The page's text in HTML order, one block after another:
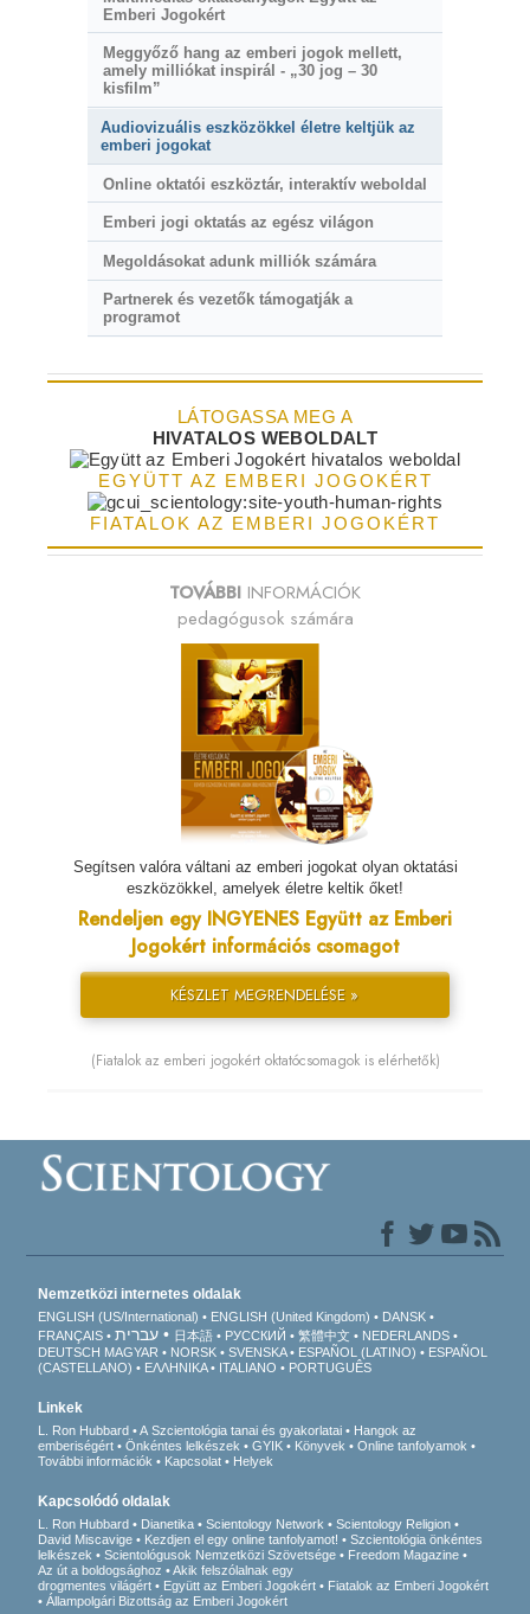
Emberi Jogokért
Meggyőző hang az emberi jogok mellett,
amely milliókat inspirál - „30 jog – 30
kisfilm”
Audiovizuális eszközökkel életre keltjük az
emberi jogokat
Online oktatói eszköztár, interaktív weboldal
Emberi jogi oktatás az egész világon
Megoldásokat adunk milliók számára
Partnerek és vezetők támogatják a
programot
LÁTOGASSA MEG A
HIVATALOS WEBOLDALT
EGYÜTT AZ EMBERI JOGOKÉRT
FIATALOK AZ EMBERI JOGOKÉRT
TOVÁBBI INFORMÁCIÓK
pedagógusok számára
Segítsen valóra váltani az emberi jogokat olyan oktatási
eszközökkel, amelyek életre keltik őket!
Rendeljen egy INGYENES Együtt az Emberi
Jogokért információs csomagot
KÉSZLET MEGRENDELÉSE »
(Fiatalok az emberi jogokért oktatócsomagok is elérhetők)
Nemzetközi internetes oldalak
ENGLISH (US/International) ENGLISH (United Kingdom)
DANSK
FRANÇAIS
עברית 日本語 РУССКИЙ 繁體中文
NEDERLANDS
DEUTSCH MAGYAR NORSK SVENSKA ESPAÑOL (LATINO)
ESPAÑOL
(CASTELLANO)
ΕΛΛΗΝΙΚA ITALIANO PORTUGUÊS
Linkek
L. Ron Hubbard A Szcientológia tanai és gyakorlatai
Hangok az
emberiségért
Önkéntes lelkészek GYIK Könyvek
Online tanfolyamok
További információk
Kapcsolat Helyek
Kapcsolódó oldalak
L. Ron Hubbard Dianetika Scientology Network
Scientology Religion
David Miscavige
Kezdjen el egy online tanfolyamot!
Szcientológia önkéntes
lelkészek
Scientológusok Nemzetközi Szövetsége
Freedom Magazine
Az út a boldogsághoz
Akik felszólalnak egy
drogmentes világért
Együtt az Emberi Jogokért
Fiatalok az Emberi Jogokért
Állampolgári Bizottság az Emberi Jogokért